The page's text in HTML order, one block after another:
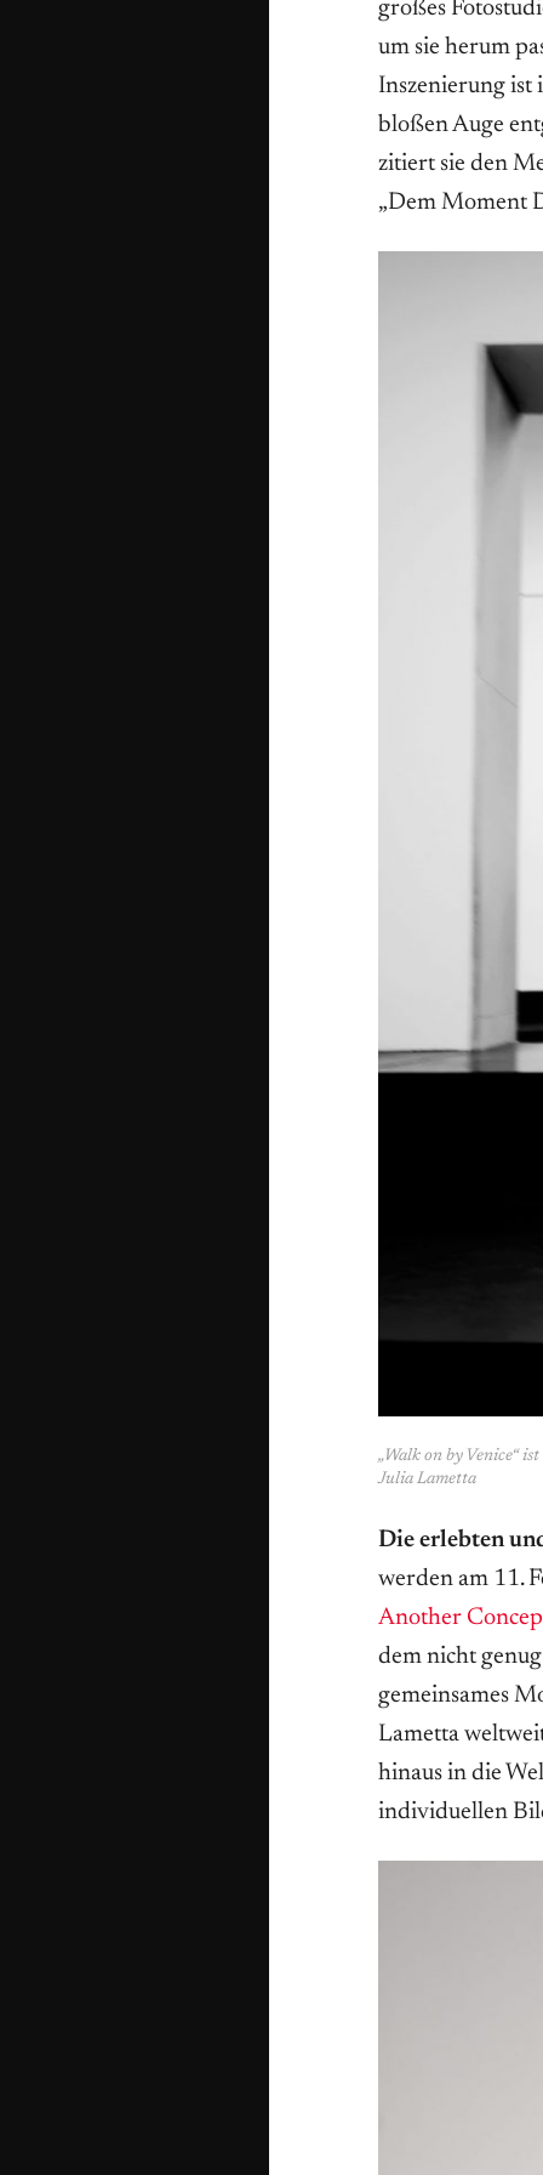
großes
um sie herum
Inszenierung ist
bloßen Auge
zitiert sie den
„Dem Moment
„Walk on by Venice“
Julia Lametta
Die erlebten
werden am 11.
Another
dem nicht
gemeinsames
Lametta
hinaus in die
individuellen